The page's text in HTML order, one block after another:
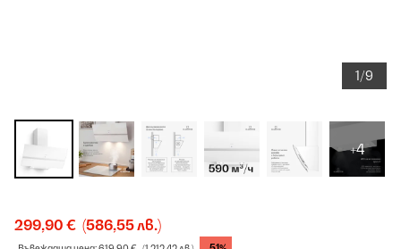
1/9
+4
299,90 € (586,55 лв.)